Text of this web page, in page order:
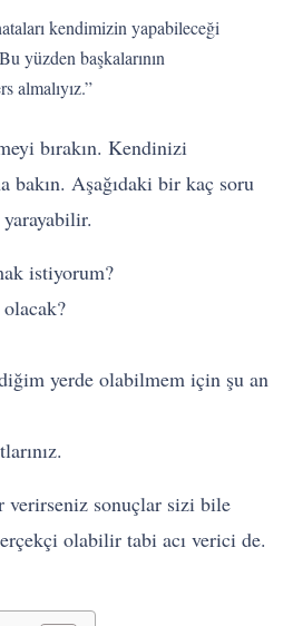
kendimizin yapabileceği
yüzden başkalarının
almalıyız.”
bırakın. Kendinizi
bakın. Aşağıdaki bir kaç soru
istiyorum?
yerde olabilmem için şu an
verirseniz sonuçlar sizi bile
olabilir tabi acı verici de.